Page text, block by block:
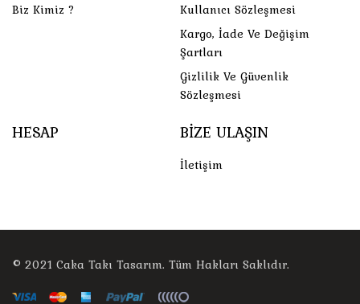
Biz Kimiz ?
Kullanıcı Sözleşmesi
Kargo, İade Ve Değişim
Şartları
Gizlilik Ve Güvenlik
Sözleşmesi
HESAP BIZE ULAŞIN
İletişim
© 2021 Caka Takı Tasarım. Tüm Hakları Saklıdır.